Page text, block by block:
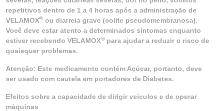
repetitivos dentro de 1 a 4 horas após a administração de
VELAMOX® ou diarreia grave (colite pseudomembranosa).
Você deve estar atento a determinados sintomas enquanto
estiver recebendo VELAMOX® para ajudar a reduzir o risco de
quaisquer problemas.
Atenção: Este medicamento contém Açúcar, portanto, deve
ser usado com cautela em portadores de Diabetes.
Efeitos sobre a capacidade de dirigir veículos e de operar
máquinas